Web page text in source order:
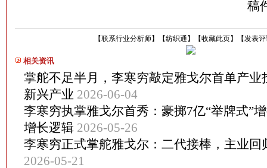
稿
【发表
【收藏此页】
【纺织通 】
【联系行业分析师】
相关资讯
掌舵不足半月，李寒穷敲定雅戈尔首单产业
新兴产业 2026-06-04
李寒穷执掌雅戈尔首秀：豪掷7亿“举牌式”
增长逻辑 2026-05-26
李寒穷正式掌舵雅戈尔：二代接棒，主业回
2026-05-21